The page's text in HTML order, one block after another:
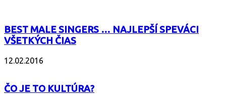
BEST MALE SINGERS … NAJLEPŠÍ SPEVÁCI
VŠETKÝCH ČIAS
12.02.2016
ČO JE TO KULTÚRA?